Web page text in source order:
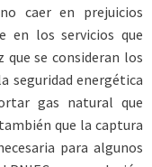
caer en prejuicios
en los servicios que
que se consideran los
seguridad energética
gas natural que
que la captura
para algunos